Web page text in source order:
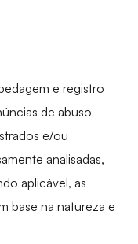
e registro
de abuso
e/ou
analisadas,
aplicável, as
base na natureza e